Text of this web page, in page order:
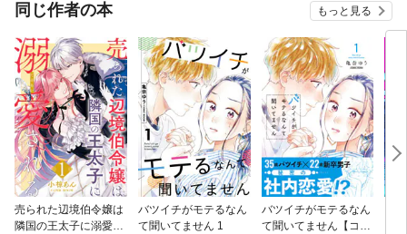
同じ作者の本 もっと見る
売られた辺境伯令嬢は
隣国の王太子に溺愛さ
バツイチがモテるなん
て聞いてません 1
バツイチがモテるなん
て聞いてません【コミ